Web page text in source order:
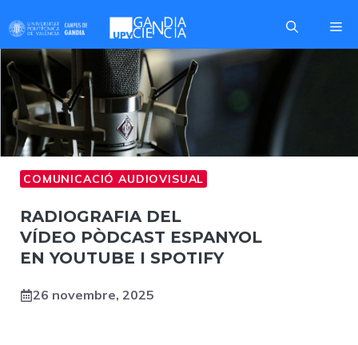
to
content
COMUNICACIÓ AUDIOVISUAL
RADIOGRAFIA DEL
VÍDEO PÒDCAST ESPANYOL
EN YOUTUBE I SPOTIFY
26 novembre, 2025